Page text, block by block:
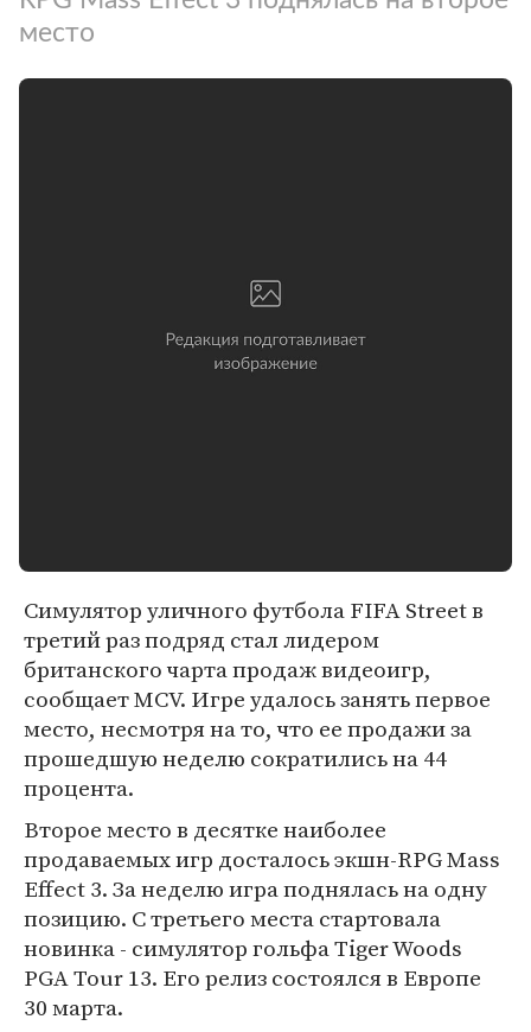
место
Симулятор уличного футбола FIFA Street в
третий раз подряд стал лидером
британского чарта продаж видеоигр,
сообщает MCV. Игре удалось занять первое
место, несмотря на то, что ее продажи за
прошедшую неделю сократились на 44
процента.
Второе место в десятке наиболее
продаваемых игр досталось экшн-RPG Mass
Effect 3. За неделю игра поднялась на одну
позицию. С третьего места стартовала
новинка - симулятор гольфа Tiger Woods
PGA Tour 13. Его релиз состоялся в Европе
30 марта.